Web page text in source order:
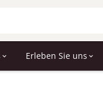
Erleben Sie uns